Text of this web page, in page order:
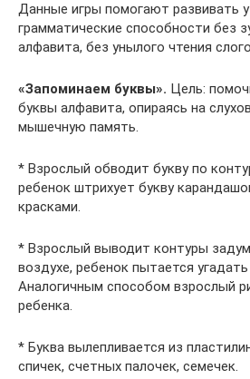
Данные игры помогают развивать
грамматические способности без
алфавита, без унылого чтения
«Запоминаем буквы». Цель:
буквы алфавита, опираясь на
мышечную память.
* Взрослый обводит букву по
ребенок штрихует букву
красками.
* Взрослый выводит контуры
воздухе, ребенок пытается
Аналогичным способом взрослый
ребенка.
* Буква вылепливается из
спичек, счетных палочек, семечек.